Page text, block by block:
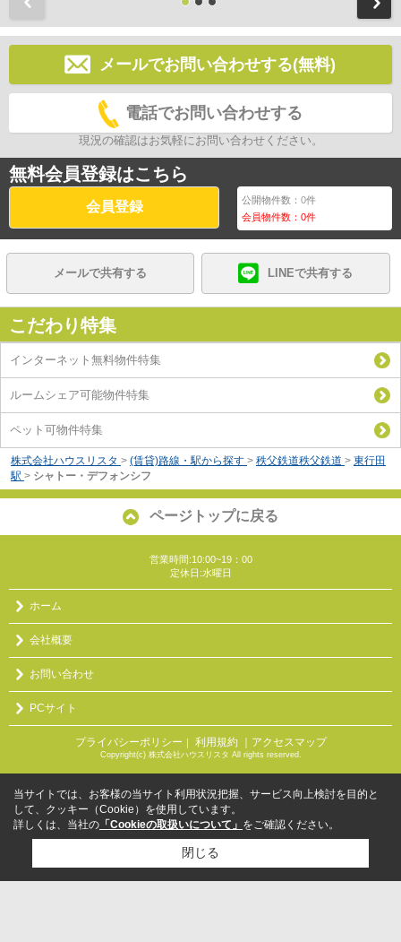
メールでお問い合わせする(無料)
電話でお問い合わせする
現況の確認はお気軽にお問い合わせください。
無料会員登録はこちら
会員登録 公開物件数：0件
会員物件数：0件
メールで共有する LINEで共有する
こだわり特集
インターネット無料物件特集
ルームシェア可能物件特集
ペット可物件特集
株式会社ハウスリスタ > (賃貸)路線・駅から探す > 秩父鉄道秩父鉄道 > 東行田
駅 > シャトー・デフォンシフ
ページトップに戻る
営業時間:10:00~19：00
定休日:水曜日
ホーム
会社概要
お問い合わせ
PCサイト
プライバシーポリシー 利用規約 ｜アクセスマップ
Copyright(c) 株式会社ハウスリスタ All rights reserved.
当サイトでは、お客様の当サイト利用状況把握、サービス向上検討を目的と
して、クッキー（Cookie）を使用しています。
詳しくは、当社の 「Cookieの取扱いについて」 をご確認ください。
閉じる